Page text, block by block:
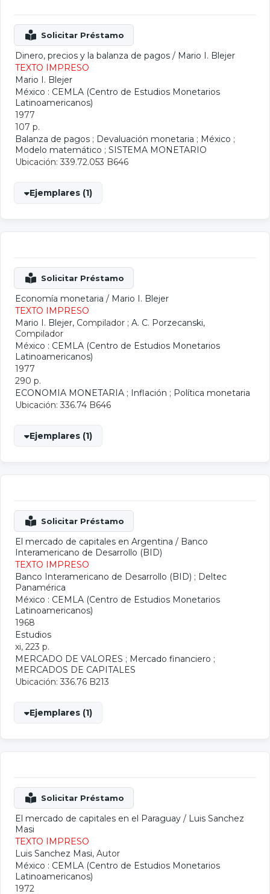
Dinero, precios y la balanza de pagos / Mario I. Blejer
TEXTO IMPRESO
Mario I. Blejer
México : CEMLA (Centro de Estudios Monetarios
Latinoamericanos)
1977
107 p.
Balanza de pagos ; Devaluación monetaria ; México ;
Modelo matemático ; SISTEMA MONETARIO
Ubicación: 339.72.053 B646
Ejemplares (1)
Economía monetaria / Mario I. Blejer
TEXTO IMPRESO
Mario I. Blejer, Compilador ; A. C. Porzecanski,
Compilador
México : CEMLA (Centro de Estudios Monetarios
Latinoamericanos)
1977
290 p.
ECONOMIA MONETARIA ; Inflación ; Política monetaria
Ubicación: 336.74 B646
Ejemplares (1)
El mercado de capitales en Argentina / Banco
Interamericano de Desarrollo (BID)
TEXTO IMPRESO
Banco Interamericano de Desarrollo (BID) ; Deltec
Panamérica
México : CEMLA (Centro de Estudios Monetarios
Latinoamericanos)
1968
Estudios
xi, 223 p.
MERCADO DE VALORES ; Mercado financiero ;
MERCADOS DE CAPITALES
Ubicación: 336.76 B213
Ejemplares (1)
El mercado de capitales en el Paraguay / Luis Sanchez
Masi
TEXTO IMPRESO
Luis Sanchez Masi, Autor
México : CEMLA (Centro de Estudios Monetarios
Latinoamericanos)
1972